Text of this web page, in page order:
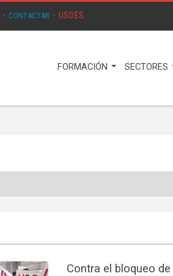
· CONTACTAR · USO.ES
FORMACIÓN SECTORES
Contra el bloqueo